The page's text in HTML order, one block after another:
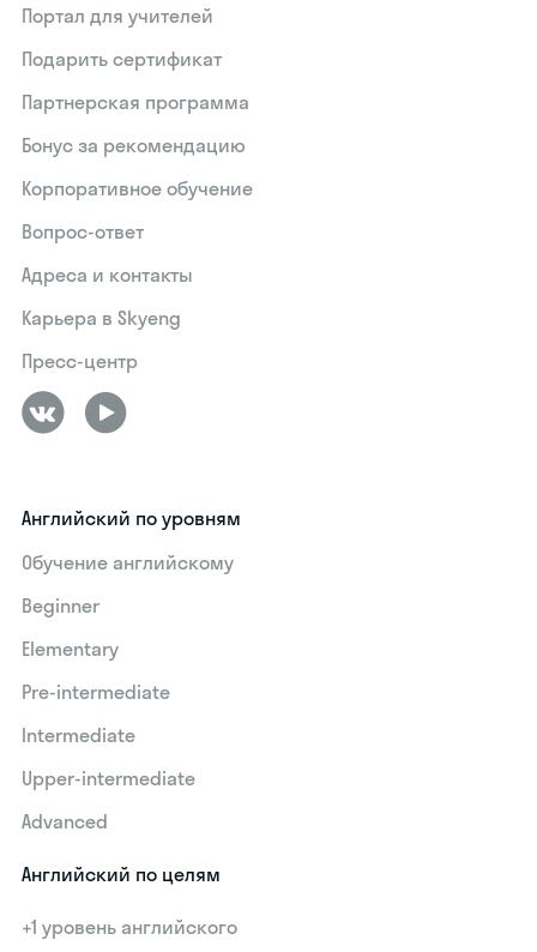
Портал для учителей
Подарить сертификат
Партнерская программа
Бонус за рекомендацию
Корпоративное обучение
Вопрос-ответ
Адреса и контакты
Карьера в Skyeng
Пресс-центр
Английский по уровням
Обучение английскому
Beginner
Elementary
Pre-intermediate
Intermediate
Upper-intermediate
Advanced
Английский по целям
+1 уровень английского